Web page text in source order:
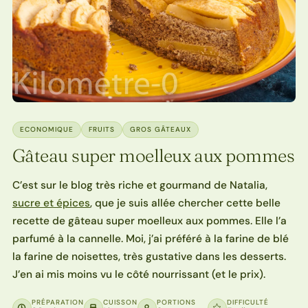
ECONOMIQUE FRUITS GROS GÂTEAUX
Gâteau super moelleux aux pommes
C’est sur le blog très riche et gourmand de Natalia,
sucre et épices, que je suis allée chercher cette belle
recette de gâteau super moelleux aux pommes. Elle l’a
parfumé à la cannelle. Moi, j’ai préféré à la farine de blé
la farine de noisettes, très gustative dans les desserts.
J’en ai mis moins vu le côté nourrissant (et le prix).
PRÉPARATION CUISSON PORTIONS DIFFICULTÉ